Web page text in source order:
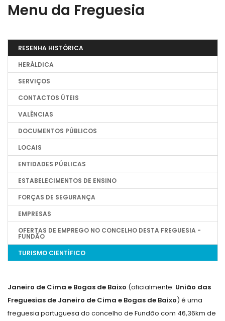
Menu da Freguesia
RESENHA HISTÓRICA
HERÁLDICA
SERVIÇOS
CONTACTOS ÚTEIS
VALÊNCIAS
DOCUMENTOS PÚBLICOS
LOCAIS
ENTIDADES PÚBLICAS
ESTABELECIMENTOS DE ENSINO
FORÇAS DE SEGURANÇA
EMPRESAS
OFERTAS DE EMPREGO NO CONCELHO DESTA FREGUESIA -
FUNDÃO
TURISMO CIENTÍFICO
Janeiro de Cima e Bogas de Baixo (oficialmente: União das
Freguesias de Janeiro de Cima e Bogas de Baixo) é uma
freguesia portuguesa do concelho de Fundão com 46,36km de